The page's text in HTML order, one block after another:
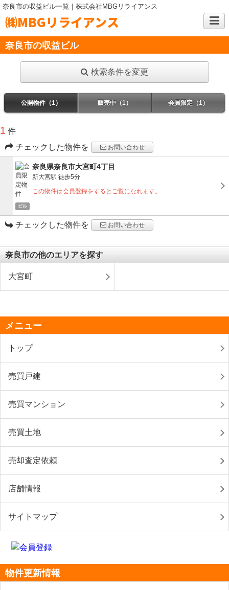
奈良市の収益ビル一覧｜株式会社MBGリライアンス
㈱MBGリライアンス
奈良市の収益ビル
検索条件を変更
公開物件（1） 販売中（1） 会員限定（1）
1 件
チェックした物件を
お問い合わせ
ビル
奈良県奈良市大宮町4丁目
新大宮駅 徒歩5分
この物件は会員登録をするとご覧になれます。
チェックした物件を お問い合わせ
奈良市の他のエリアを探す
大宮町
メニュー
トップ
売買戸建
売買マンション
売買土地
売却査定依頼
店舗情報
サイトマップ
物件更新情報